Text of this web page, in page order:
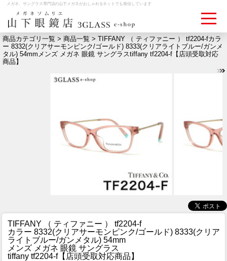
メガネ、サングラス専門店の山下メガネがおしゃれをネットでも発信しています
ログイン お買いものカゴ
メディア情報
MEDIA
ブログ
BLOG
商品カテゴリ一覧 > 商品一覧 > TIFFANY （ ティファニー ） tf2204-fカラ
ー 8332(クリアサーモンピンク/ゴールド) 8333(クリアライトブルー/ガンメ
タル) 54mmメンズ メガネ 眼鏡 サングラスtiffany tf2204-f【店頭受取対応
商品】
TIFFANY （ ティファニー ） tf2204-f
カラー 8332(クリアサーモンピンク/ゴールド) 8333(クリア
ライトブルー/ガンメタル) 54mm
メンズ メガネ 眼鏡 サングラス
tiffany tf2204-f【店頭受取対応商品】